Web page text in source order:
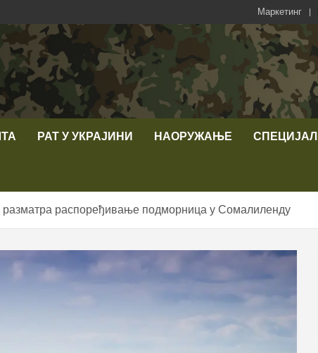
Маркетинг
РАТ У УКРАЈИНИ НАОРУЖАЊЕ
разматра распоређивање подморница у Сомалиленду